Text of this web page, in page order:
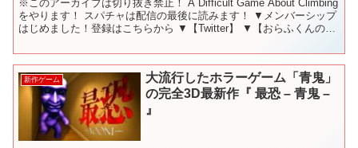
※このアーカイブは切り抜き禁止！ A Difficult Game About Climbing
をやります！ スパチャは配信の最後に読みます！ ▼メンバーシップ
はじめました！登録はこちらから ▼【Twitter】 ▼【おらふくんのグ
新作ゲーム
大流行したホラーゲーム「青鬼」
の完全3D最新作『 最恐 – 青鬼 –
』